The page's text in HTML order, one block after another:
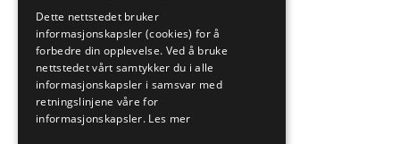
Dette nettstedet bruker
informasjonskapsler (cookies) for å
forbedre din opplevelse. Ved å bruke
nettstedet vårt samtykker du i alle
informasjonskapsler i samsvar med
retningslinjene våre for
informasjonskapsler. Les mer